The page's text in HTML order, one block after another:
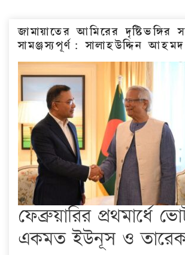
জামায়াতের আমিরের দৃষ্টিভঙ্গির
সামঞ্জস্যপূর্ণ: সালাহউদ্দিন আহমদ
ফেব্রুয়ারির প্রথমার্ধে
একমত ইউনূস ও